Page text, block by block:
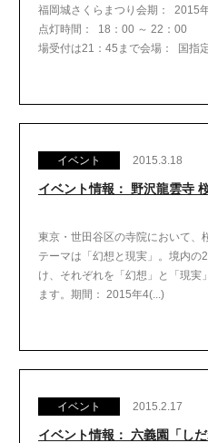
福岡城さくらまつり会期： 2015
点灯時間： 18：00 ～ 22：
場受付は21：45まで会場： 国指
イベント 2015.3.18
イベント情報： 野沢龍雲寺
東京・世田谷区の寺院において、
テーマは「幻想と現実」。境内の
け、それぞれを「幻想」と「現実
ます。期間： 2015年4(...)
イベント 2015.2.17
イベント情報： 六義園「し